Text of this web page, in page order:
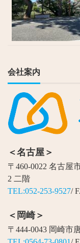
会社案内
＜名古屋＞
〒460-0022 名古屋
2 二階
TEL:052-253-9527/
＜岡崎＞
〒444-0043 岡崎市